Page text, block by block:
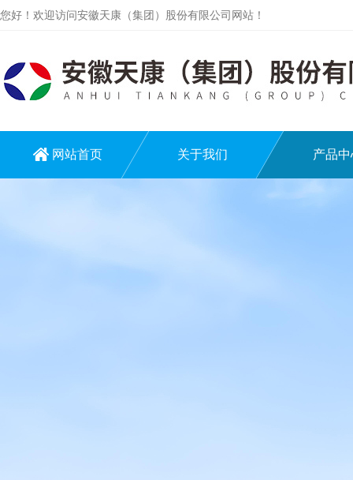
您好！欢迎访问安徽天康（集团）股份有限公司网站！
网站首页 关于我们 产品中